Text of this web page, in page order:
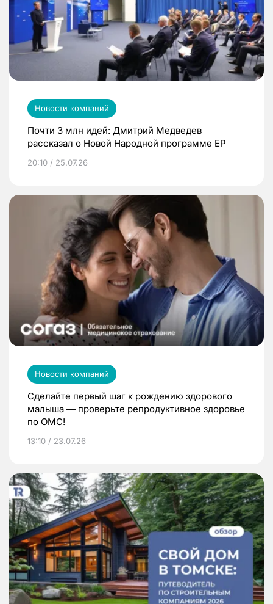
Новости компаний
Почти 3 млн идей: Дмитрий Медведев
рассказал о Новой Народной программе ЕР
20:10 / 25.07.26
Новости компаний
Сделайте первый шаг к рождению здорового
малыша — проверьте репродуктивное здоровье
по ОМС!
13:10 / 23.07.26